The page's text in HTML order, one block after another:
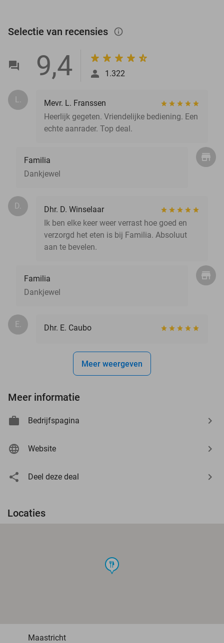
Selectie van recensies info_outlined
9,4 1.322
L.
Mevr. L. Franssen
Heerlijk gegeten. Vriendelijke bediening. Een
echte aanrader. Top deal.
Familia
Dankjewel
D.
Dhr. D. Winselaar
Ik ben elke keer weer verrast hoe goed en
verzorgd het eten is bij Familia. Absoluut
aan te bevelen.
Familia
Dankjewel
E. Dhr. E. Caubo
Meer weergeven
Meer informatie
Bedrijfspagina
Website
Deel deze deal
Locaties
food
Maastricht